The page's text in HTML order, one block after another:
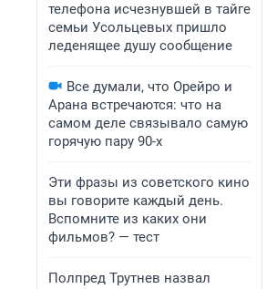
телефона исчезнувшей в тайге
семьи Усольцевых пришло
леденящее душу сообщение
Все думали, что Орейро и
Арана встречаются: что на
самом деле связывало самую
горячую пару 90-х
Эти фразы из советского кино
вы говорите каждый день.
Вспомните из каких они
фильмов? — тест
Полпред Трутнев назвал